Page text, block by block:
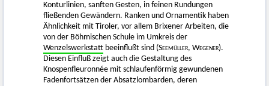
Konturlinien, sanften Gesten, in feinen Rundungen
fließenden Gewändern. Ranken und Ornamentik haben
Ähnlichkeit mit Tiroler, vor allem Brixener Arbeiten, die
von der Böhmischen Schule im Umkreis der
Wenzelswerkstatt beeinflußt sind (Seemüller, Wegener).
Diesen Einfluß zeigt auch die Gestaltung des
Knospenfleuronnée mit schlaufenförmig gewundenen
Fadenfortsätzen der Absatzlombarden, deren